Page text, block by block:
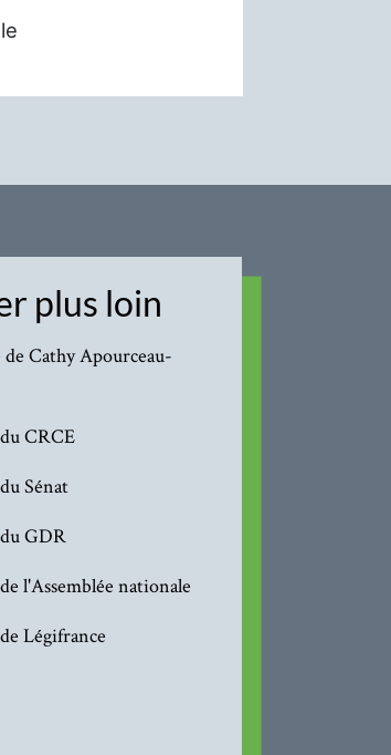
plus loin
de Cathy Apourceau-
CRCE
Sénat
GDR
l'Assemblée nationale
Légifrance